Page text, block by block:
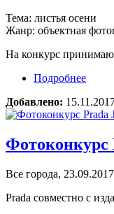
Тема: листья осени
Жанр: объектная
На конкурс
Подробнее
Добавлено:
Фотоконкурс
Все города,
Prada совместно с